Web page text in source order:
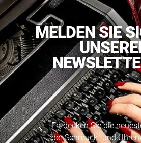
MELDEN SIE
Entdecken Sie die
der Schmuck- und